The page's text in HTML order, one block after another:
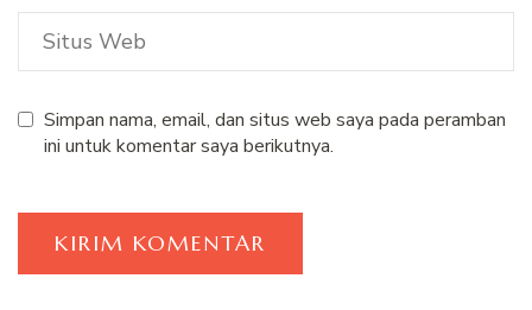
Simpan nama, email, dan situs web saya pada peramban
ini untuk komentar saya berikutnya.